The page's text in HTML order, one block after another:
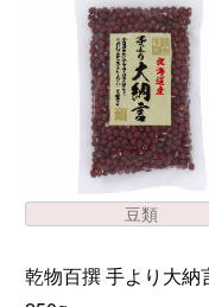
豆類
乾物百撰 手より大納